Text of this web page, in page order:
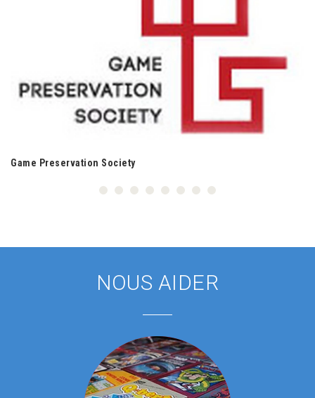
Game Preservation Society
NOUS AIDER